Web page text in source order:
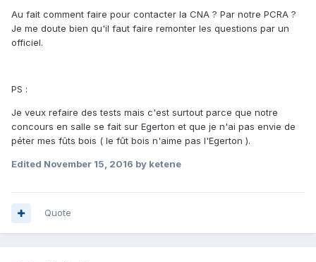
Au fait comment faire pour contacter la CNA ? Par notre PCRA ?
Je me doute bien qu'il faut faire remonter les questions par un
officiel.
PS :
Je veux refaire des tests mais c'est surtout parce que notre
concours en salle se fait sur Egerton et que je n'ai pas envie de
péter mes fûts bois ( le fût bois n'aime pas l'Egerton ).
Edited November 15, 2016 by ketene
Quote